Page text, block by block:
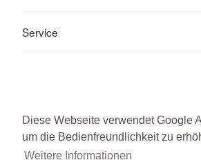
Diese Webseite verwendet Google
um die Bedienfreundlichkeit zu
Weitere Informationen
Service